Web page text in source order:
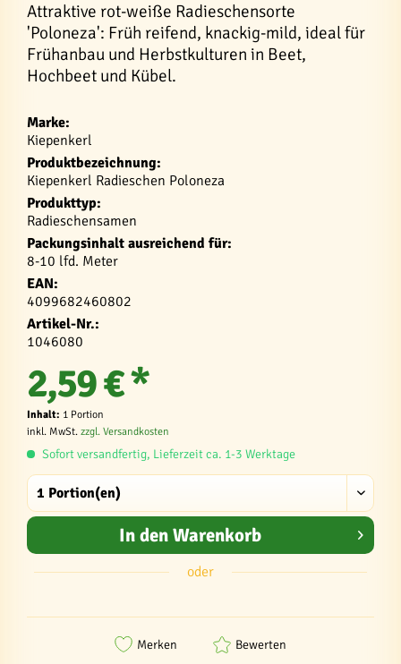
Attraktive rot-weiße Radieschensorte
'Poloneza': Früh reifend, knackig-mild, ideal für
Frühanbau und Herbstkulturen in Beet,
Hochbeet und Kübel.
Marke:
Kiepenkerl
Produktbezeichnung:
Kiepenkerl Radieschen Poloneza
Produkttyp:
Radieschensamen
Packungsinhalt ausreichend für:
8-10 lfd. Meter
EAN:
4099682460802
Artikel-Nr.:
1046080
2,59 € *
Inhalt: 1 Portion
inkl. MwSt. zzgl. Versandkosten
Sofort versandfertig, Lieferzeit ca. 1-3 Werktage
In den Warenkorb
oder
Merken Bewerten